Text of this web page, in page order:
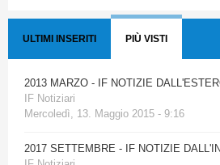
ULTIMI INSERITI PIÙ VISTI
2013 MARZO - IF NOTIZIE
IF Notiziari
Mercoledì, 13. Maggio 2015 - 9:16
2017 SETTEMBRE - IF NOTIZIE